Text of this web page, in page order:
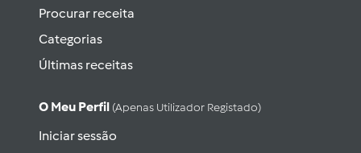
Procurar receita
Categorias
Últimas receitas
O Meu Perfil (apenas Utilizador Registado)
Iniciar sessão